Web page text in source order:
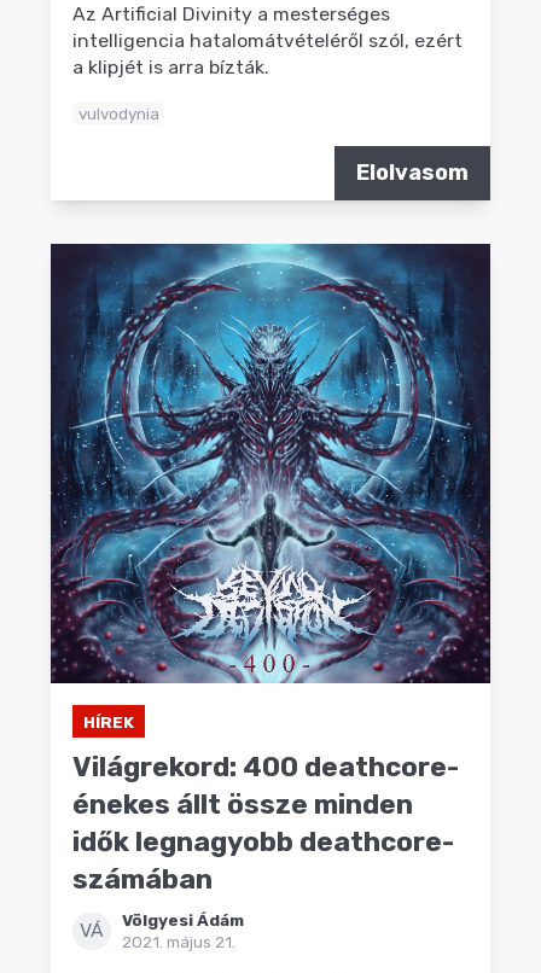
Az Artificial Divinity a mesterséges
intelligencia hatalomátvételéről szól, ezért
a klipjét is arra bízták.
vulvodynia
Elolvasom
HÍREK
Világrekord: 400 deathcore-
énekes állt össze minden
idők legnagyobb deathcore-
számában
VÁ
Völgyesi Ádám
2021. május 21.